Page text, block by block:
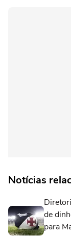
Notícias
de
para